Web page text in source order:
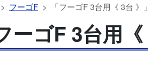
フーゴF 「フーゴF 3台用《 3台 》
ーゴF 3台用